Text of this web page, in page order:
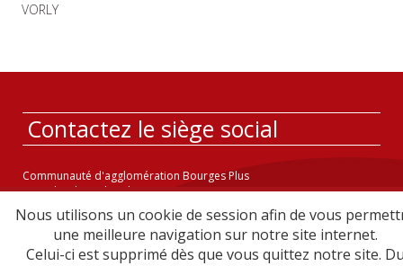
VORLY
Contactez le siège social
Communauté d'agglomération Bourges Plus
23-31 boulevard Foch CS 20321
18023 BOURGES CEDEX - France
Nos horaires d'ouverture
Le lundi de 9h à 12h,
Nous utilisons un cookie de session afin de vous
une meilleure navigation sur notre site internet.
Celui-ci est supprimé dès que vous quittez notre site.